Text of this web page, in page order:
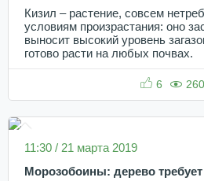
Кизил – растение, совсем
условиям произрастания: оно
выносит высокий уровень
готово расти на любых почвах.
6
11:30 / 21 марта 2019
Морозобоины: дерево